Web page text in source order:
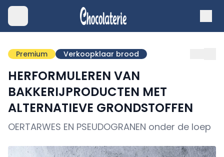
Premium Verkoopklaar brood
HERFORMULEREN VAN
BAKKERIJPRODUCTEN MET
ALTERNATIEVE GRONDSTOFFEN
OERTARWES EN PSEUDOGRANEN onder de loep